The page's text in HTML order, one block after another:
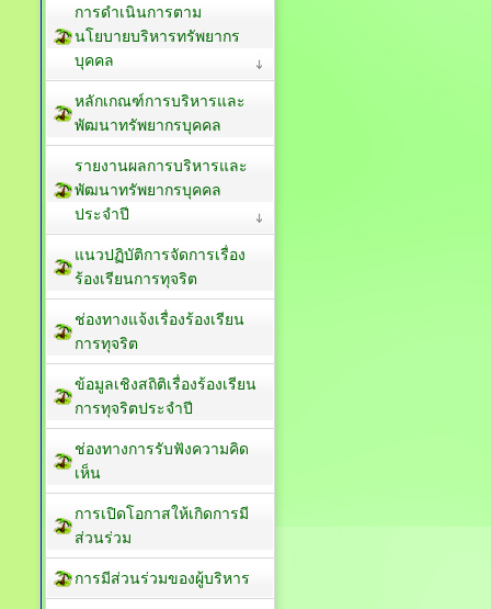
การดำเนินการตาม
นโยบายบริหารทรัพยากร
บุคคล
หลักเกณฑ์การบริหารและ
พัฒนาทรัพยากรบุคคล
รายงานผลการบริหารและ
พัฒนาทรัพยากรบุคคล
ประจำปี
แนวปฏิบัติการจัดการเรื่อง
ร้องเรียนการทุจริต
ช่องทางแจ้งเรื่องร้องเรียน
การทุจริต
ข้อมูลเชิงสถิติเรื่องร้องเรียน
การทุจริตประจำปี
ช่องทางการรับฟังความคิด
เห็น
การเปิดโอกาสให้เกิดการมี
ส่วนร่วม
การมีส่วนร่วมของผู้บริหาร